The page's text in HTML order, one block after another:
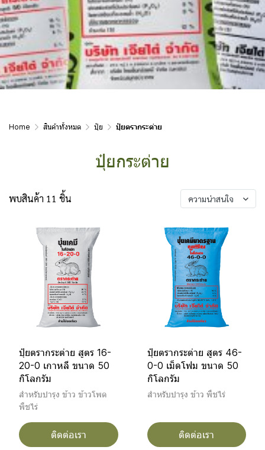
Home สินค้าทั้งหมด ปุ๋ย ปุ๋ยตรากระต่าย
ปุ๋ยกระต่าย
พบสินค้า 11 ชิ้น ความน่าสนใจ
ปุ๋ยตรากระต่าย สูตร 16-
20-0 เกาหลี ขนาด 50
กิโลกรัม
สำหรับบำรุง ข้าว ข้าวโพด
พืชไร่
ติดต่อเรา
ปุ๋ยตรากระต่าย สูตร 46-
0-0 เม็ดโฟม ขนาด 50
กิโลกรัม
สำหรับบำรุง ข้าว พืชไร่
ติดต่อเรา